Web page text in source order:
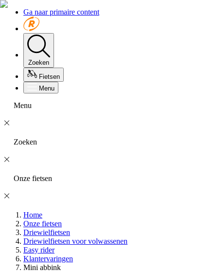
Ga naar primaire content
Zoeken
Fietsen
Menu
Menu
Zoeken
Onze fietsen
Home
Onze fietsen
Driewielfietsen
Driewielfietsen voor volwassenen
Easy rider
Klantervaringen
Mini abbink